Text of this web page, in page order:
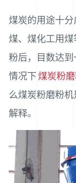
煤炭的用途十
煤、煤化工用
粉后，目数达
情况下 煤炭粉
么煤炭粉磨粉
解释。